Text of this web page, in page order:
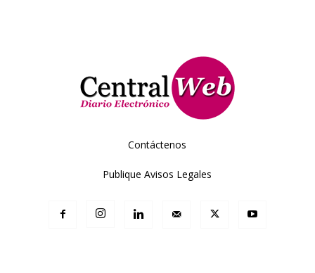
Contáctenos
Publique Avisos Legales